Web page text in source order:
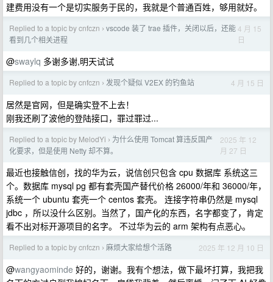
建费用没有一个是切实服务于民的，我就是个普通百姓，够用就好。
Replied to a topic by cnfczn › vscode 装了 trae 插件，关闭以后，还能
看到几个相关进程
4 月 15
日
@swaylq 多谢多谢,明天试试
Replied to a topic by cnfczn › 发现个疑似 V2EX 的钓鱼站 4 月 15 日
居然是官网，但是确实登不上去！
刚我还刷了波他的登陆接口，罪过罪过...
Replied to a topic by MelodYi › 为什么使用 Tomcat 算违反国产
化要求，但是使用 Netty 却不算。
2025 年 12
月 27 日
最近也接触信创，找的华为云，说信创只包含 cpu 数据库 系统这三
个。数据库 mysql pg 都有套壳国产替代价格 26000/年和 36000/年，
系统一个 ubuntu 套壳一个 centos 套壳。 连接字符串仍然是 mysql
jdbc ，所以没什么区别。当然了，国产化的东西，名字都变了，肯定
看不出对标开源项目的名字。 不过华为云的 arm 架构有点恶心。
Replied to a topic by cnfczn › 麻烦大家给想个活路 2025 年 12 月 10 日
@wangyaominde 好的，谢谢。我有个想法，做下最坏打算，我把我